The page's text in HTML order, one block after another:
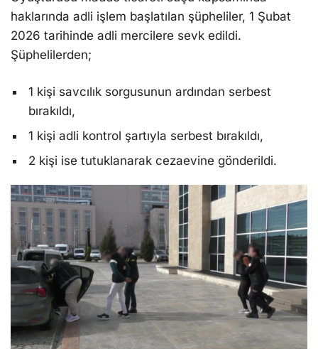
haklarında adli işlem başlatılan şüpheliler, 1 Şubat
2026 tarihinde adli mercilere sevk edildi.
Şüphelilerden;
1 kişi savcılık sorgusunun ardından serbest
bırakıldı,
1 kişi adli kontrol şartıyla serbest bırakıldı,
2 kişi ise tutuklanarak cezaevine gönderildi.